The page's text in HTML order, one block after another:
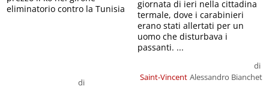
di
eliminatorio contro la Tunisia
Saint-Vincent
di
Alessandro Bianchet
giornata di ieri nella cittadina
termale, dove i carabinieri
erano stati allertati per un
uomo che disturbava i
passanti. ...